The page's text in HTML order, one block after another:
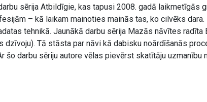
sērija Atbildīgie, kas tapusi 2008. gadā laikmetīgās
– kā laikam mainoties mainās tas, ko cilvēks
tehnikā. Jaunākā darbu sērija Mazās nāvītes radīta
dzīvoju). Tā stāsta par nāvi kā dabisku noārdīšanās
šo darbu sēriju autore vēlas pievērst skatītāju uzmanību